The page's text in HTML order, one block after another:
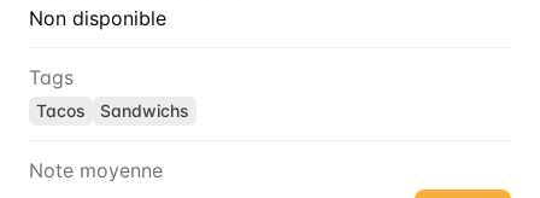
Non disponible
Tags
Tacos Sandwichs
Note moyenne